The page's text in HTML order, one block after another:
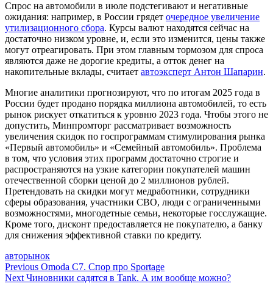
Спрос на автомобили в июле подстегивают и негативные
ожидания: например, в России грядет очередное увеличение
утилизационного сбора. Курсы валют находятся сейчас на
достаточно низком уровне, и, если это изменится, цены также
могут отреагировать. При этом главным тормозом для спроса
являются даже не дорогие кредиты, а отток денег на
накопительные вклады, считает автоэксперт Антон Шапарин.
Многие аналитики прогнозируют, что по итогам 2025 года в
России будет продано порядка миллиона автомобилей, то есть
рынок рискует откатиться к уровню 2023 года. Чтобы этого не
допустить, Минпромторг рассматривает возможность
увеличения скидок по госпрограммам стимулирования рынка
«Первый автомобиль» и «Семейный автомобиль». Проблема
в том, что условия этих программ достаточно строгие и
распространяются на узкие категории покупателей машин
отечественной сборки ценой до 2 миллионов рублей.
Претендовать на скидки могут медработники, сотрудники
сферы образования, участники СВО, люди с ограниченными
возможностями, многодетные семьи, некоторые госслужащие.
Кроме того, дисконт предоставляется не покупателю, а банку
для снижения эффективной ставки по кредиту.
авторынок
Навигация
по
Previous Omoda C7. Спор про Sportage
Next Чиновники садятся в Tank. А им вообще можно?